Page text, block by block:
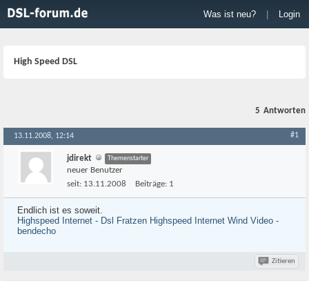
Was ist neu? Login
High Speed DSL
5 Antworten
13.11.2008, 12:14 #1
jdirekt Themenstarter
neuer Benutzer
seit: 13.11.2008 Beiträge: 1
Endlich ist es soweit.
Highspeed Internet - Dsl Fratzen Highspeed Internet Wind Video -
bendecho
Zitieren